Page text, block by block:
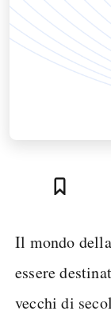
Il mondo della
essere
vecchi di